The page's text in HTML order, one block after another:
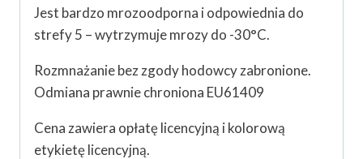
Jest bardzo mrozoodporna i odpowiednia do
strefy 5 – wytrzymuje mrozy do -30°C.
Rozmnażanie bez zgody hodowcy zabronione.
Odmiana prawnie chroniona EU61409
Cena zawiera opłatę licencyjną i kolorową
etykietę licencyjną.